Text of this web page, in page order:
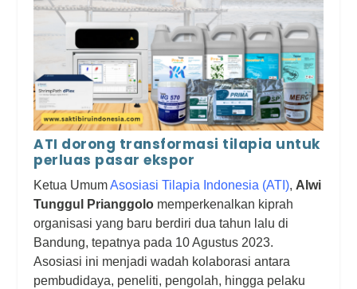
ATI dorong transformasi tilapia untuk
perluas pasar ekspor
Ketua UmumAsosiasi Tilapia Indonesia (ATI), Alwi
Tunggul Prianggolo memperkenalkan kiprah
organisasi yang baru berdiri dua tahun lalu di
Bandung, tepatnya pada 10 Agustus 2023.
Asosiasi ini menjadi wadah kolaborasi antara
pembudidaya, peneliti, pengolah, hingga pelaku